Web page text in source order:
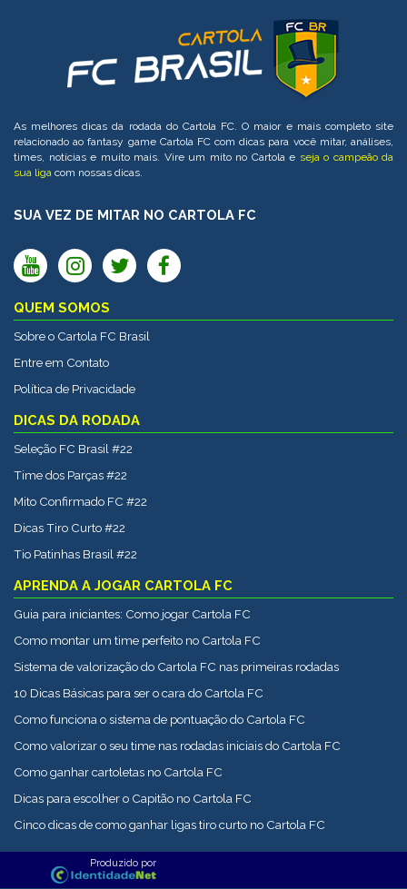
As melhores dicas da rodada do Cartola FC. O maior e mais completo site
relacionado ao fantasy game Cartola FC com dicas para você mitar, análises,
times, notícias e muito mais. Vire um mito no Cartola e seja o campeão da
sua liga com nossas dicas.
SUA VEZ DE MITAR NO CARTOLA FC
QUEM SOMOS
Sobre o Cartola FC Brasil
Entre em Contato
Política de Privacidade
DICAS DA RODADA
Seleção FC Brasil #22
Time dos Parças #22
Mito Confirmado FC #22
Dicas Tiro Curto #22
Tio Patinhas Brasil #22
APRENDA A JOGAR CARTOLA FC
Guia para iniciantes: Como jogar Cartola FC
Como montar um time perfeito no Cartola FC
Sistema de valorização do Cartola FC nas primeiras rodadas
10 Dicas Básicas para ser o cara do Cartola FC
Como funciona o sistema de pontuação do Cartola FC
Como valorizar o seu time nas rodadas iniciais do Cartola FC
Como ganhar cartoletas no Cartola FC
Dicas para escolher o Capitão no Cartola FC
Cinco dicas de como ganhar ligas tiro curto no Cartola FC
Produzido por